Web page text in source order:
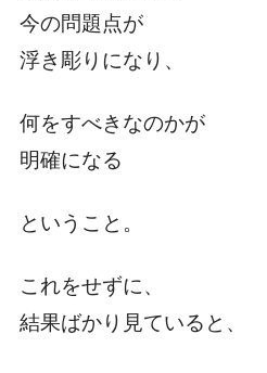
今の問題点が
浮き彫りになり、
何をすべきなのかが
明確になる
ということ。
これをせずに、
結果ばかり見ていると、